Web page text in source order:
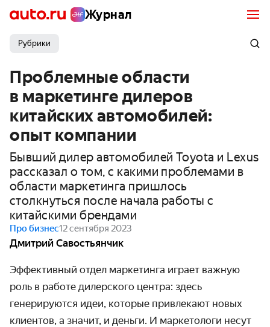
Журнал
Рубрики
Проблемные области
в маркетинге дилеров
китайских автомобилей:
опыт компании
Бывший дилер автомобилей Toyota и Lexus
рассказал о том, с какими проблемами в
области маркетинга пришлось
столкнуться после начала работы с
китайскими брендами
Про бизнес12 сентября 2023
Дмитрий Савостьянчик
Эффективный отдел маркетинга играет важную
роль в работе дилерского центра: здесь
генерируются идеи, которые привлекают новых
клиентов, а значит, и деньги. И маркетологи несут